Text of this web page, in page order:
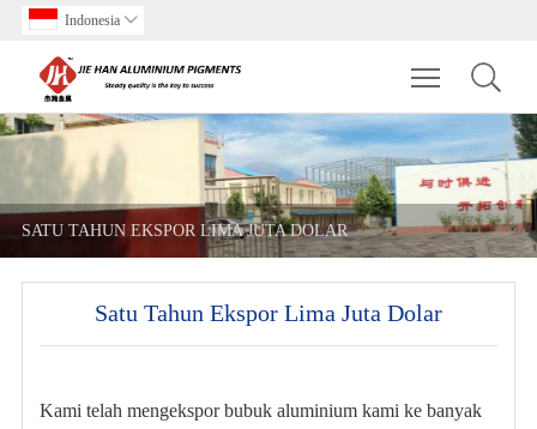
Indonesia 
Toggle
SATU TAHUN EKSPOR LIMA JUTA DOLAR
Satu Tahun Ekspor Lima Juta Dolar
Kami telah mengekspor bubuk aluminium kami ke banyak